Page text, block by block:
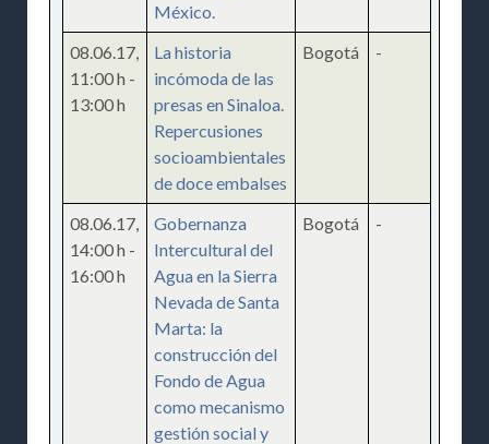
México.
08.06.17,
11:00 h -
13:00 h
La historia
incómoda de las
presas en Sinaloa.
Repercusiones
socioambientales
de doce embalses
Bogotá -
08.06.17,
14:00 h -
16:00 h
Gobernanza
Intercultural del
Agua en la Sierra
Nevada de Santa
Marta: la
construcción del
Fondo de Agua
como mecanismo
gestión social y
Bogotá -